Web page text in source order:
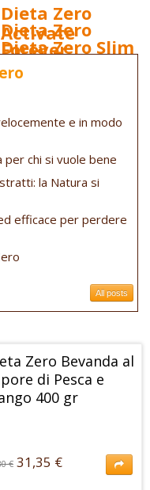
Dieta Zero
Activate
Approfitta degli
Dieta Zero
Forever
Scopri gli sconti sui
Dieta Zero Slim
Quick
in esclusiva con uno
e in modo
chi si vuole bene
la Natura si
efficace per perdere
All posts
Zero Bevanda al
di Pesca e
400 gr
€ 31,35 €